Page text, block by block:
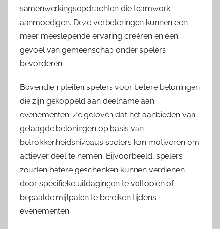
samenwerkingsopdrachten die teamwork
aanmoedigen. Deze verbeteringen kunnen een
meer meeslepende ervaring creëren en een
gevoel van gemeenschap onder spelers
bevorderen.
Bovendien pleiten spelers voor betere beloningen
die zijn gekoppeld aan deelname aan
evenementen. Ze geloven dat het aanbieden van
gelaagde beloningen op basis van
betrokkenheidsniveaus spelers kan motiveren om
actiever deel te nemen. Bijvoorbeeld, spelers
zouden betere geschenken kunnen verdienen
door specifieke uitdagingen te voltooien of
bepaalde mijlpalen te bereiken tijdens
evenementen.